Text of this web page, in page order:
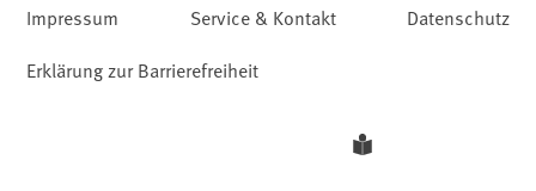
Impressum Service & Kontakt
Datenschutz
Erklärung zur Barrierefreiheit